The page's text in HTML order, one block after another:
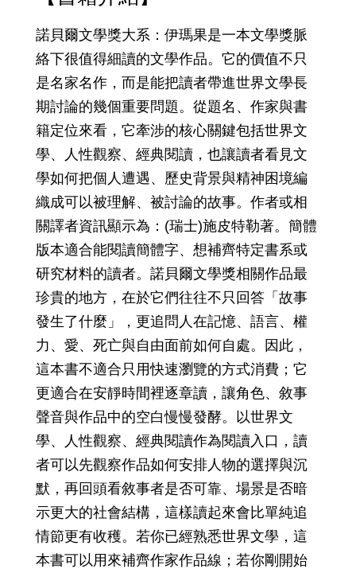
諾貝爾文學獎大系：伊瑪果是一本文學獎脈
絡下很值得細讀的文學作品。它的價值不只
是名家名作，而是能把讀者帶進世界文學長
期討論的幾個重要問題。從題名、作家與書
籍定位來看，它牽涉的核心關鍵包括世界文
學、人性觀察、經典閱讀，也讓讀者看見文
學如何把個人遭遇、歷史背景與精神困境編
織成可以被理解、被討論的故事。作者或相
關譯者資訊顯示為：(瑞士)施皮特勒著。簡體
版本適合能閱讀簡體字、想補齊特定書系或
研究材料的讀者。諾貝爾文學獎相關作品最
珍貴的地方，在於它們往往不只回答「故事
發生了什麼」，更追問人在記憶、語言、權
力、愛、死亡與自由面前如何自處。因此，
這本書不適合只用快速瀏覽的方式消費；它
更適合在安靜時間裡逐章讀，讓角色、敘事
聲音與作品中的空白慢慢發酵。以世界文
學、人性觀察、經典閱讀作為閱讀入口，讀
者可以先觀察作品如何安排人物的選擇與沉
默，再回頭看敘事者是否可靠、場景是否暗
示更大的社會結構，這樣讀起來會比單純追
情節更有收穫。若你已經熟悉世界文學，這
本書可以用來補齊作家作品線；若你剛開始